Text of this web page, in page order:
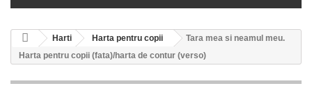
Harti Harta pentru copii
Tara mea si neamul meu.
Harta pentru copii (fata)/harta de contur (verso)